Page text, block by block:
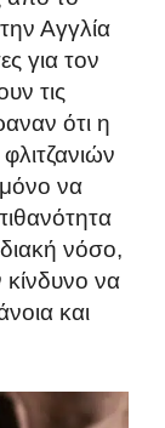
Αγγλία
για τον
τις
ότι η
να
νόσο,
κίνδυνο να
και